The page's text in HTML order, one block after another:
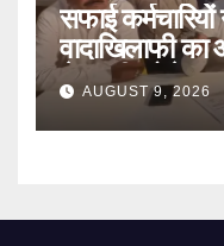
सफाई
वादाखिलाफी
चेतावनी; बोले-
भी नहीं हटेंगे पीछे
AUGUST 9, 2026